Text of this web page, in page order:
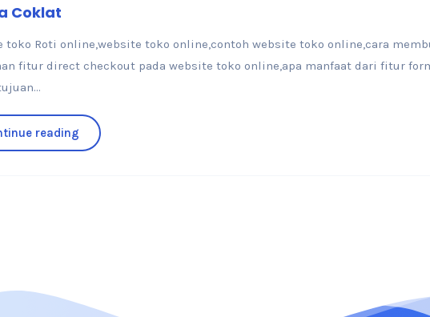
Coklat
toko Roti online,website toko online,contoh website toko online,cara
fitur direct checkout pada website toko online,apa manfaat dari fitur
reading